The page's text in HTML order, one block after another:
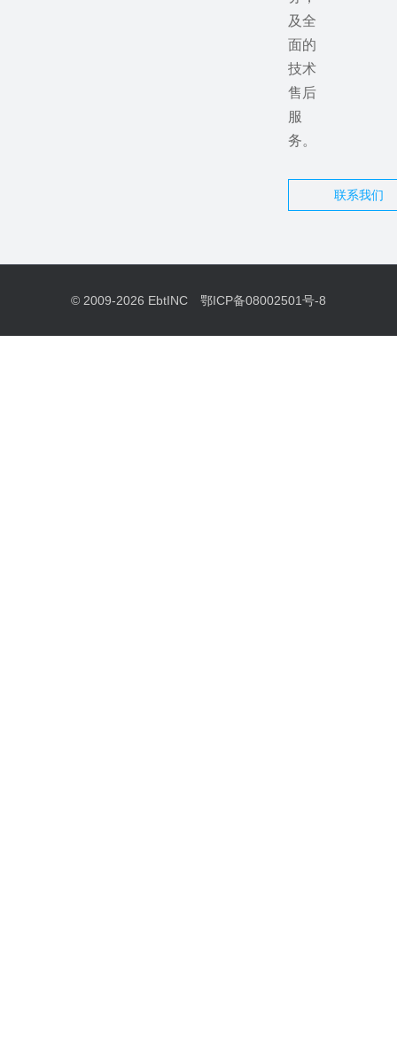
及全
面的
技术
售后
服
务。
联系我们
© 2009-2026 EbtINC 鄂ICP备08002501号-8